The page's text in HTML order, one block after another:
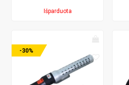
Išparduota
-30%